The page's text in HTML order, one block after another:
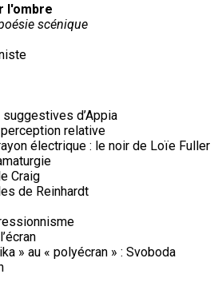
l'ombre
scénique
d’Appia
relative
électrique : le noir de Loïe Fuller
Craig
de Reinhardt
» au « polyécran » : Svoboda